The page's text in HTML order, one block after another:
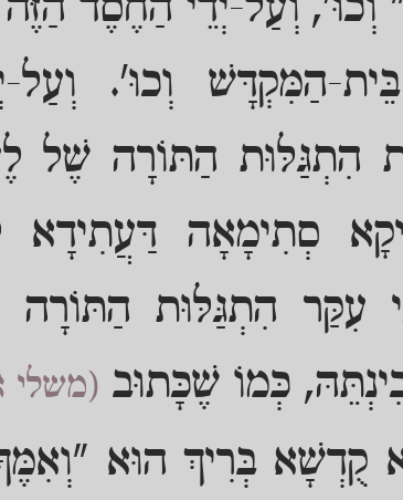
הַמִּקְדָּשׁ וְכוּ'. וְעַל-
הִתְגַּלּוּת הַתּוֹרָה שֶׁל
סְתִימָאָה דַּעֲתִידָא
עִקַּר הִתְגַּלּוּת הַתּוֹרָה
כְּמוֹ שֶׁכָּתוּב (משלי
קֻדְשָׁא בְּרִיךְ הוּא